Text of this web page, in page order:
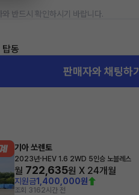
반드시 확인하시기 바랍니다.
동
판매자와 채팅하기
기아 쏘렌토
2023년· HEV 1.6 2WD 5인승 노블레스
월 722,635원 X 24개월
지원금1,400,000원
조회 3162시간 전